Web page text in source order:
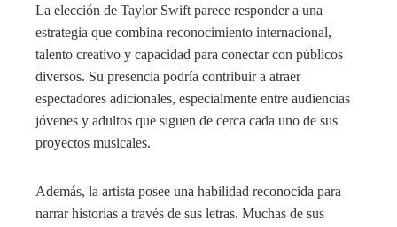
La elección de Taylor Swift parece responder a una
estrategia que combina reconocimiento internacional,
talento creativo y capacidad para conectar con públicos
diversos. Su presencia podría contribuir a atraer
espectadores adicionales, especialmente entre audiencias
jóvenes y adultos que siguen de cerca cada uno de sus
proyectos musicales.
Además, la artista posee una habilidad reconocida para
narrar historias a través de sus letras. Muchas de sus